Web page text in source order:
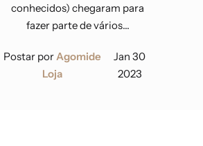
conhecidos) chegaram para
fazer parte de vários...
Postar porAgomide
Loja
Jan 30
2023